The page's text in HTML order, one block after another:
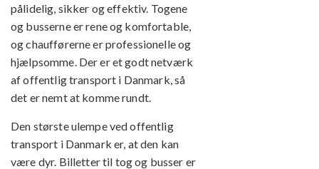
pålidelig, sikker og effektiv. Togene
og busserne er rene og komfortable,
og chaufførerne er professionelle og
hjælpsomme. Der er et godt netværk
af offentlig transport i Danmark, så
det er nemt at komme rundt.
Den største ulempe ved offentlig
transport i Danmark er, at den kan
være dyr. Billetter til tog og busser er